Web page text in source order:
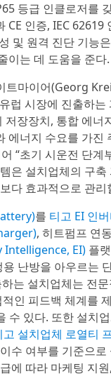
등급 인클로저를
CE 인증, IEC
및 원격 진단 기능
이는 데 도움을 준다.
트마이어(Georg
럽 시장에 진출하
저장장치, 통합 에
에너지 수요를 가
“초기 시운전 단
은 설치업체의 구
다 효과적으로 관
를 티고 EI 인
, 히트펌프 연
Intelligence, EI) 플
난방을 아우르는
는 설치업체는 전
인 피드백 체계를
수 있다. 또한 설치
고 설치업체 로열티
수 여부를 기준으
에 따라 마케팅 지